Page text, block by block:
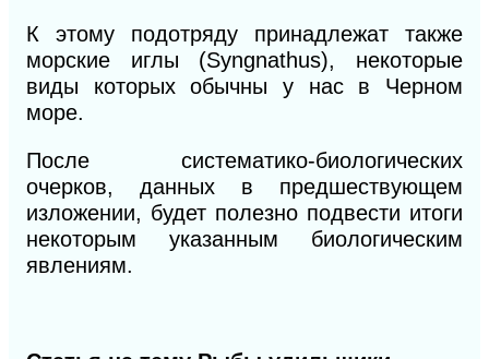
К этому подотряду принадлежат также
морские иглы (Syngnathus), некоторые
виды которых обычны у нас в Черном
море.
После систематико-биологических
очерков, данных в предшествующем
изложении, будет полезно подвести итоги
некоторым указанным биологическим
явлениям.